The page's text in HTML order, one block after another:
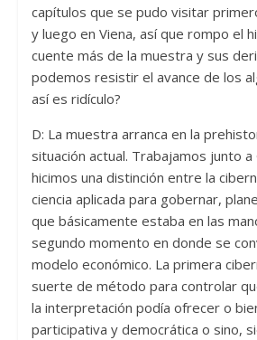
capítulos que se pudo visitar
y luego en Viena, así que rompo el
cuente más de la muestra y sus
podemos resistir el avance de los
así es ridículo?
D: La muestra arranca en la
situación actual. Trabajamos junto
hicimos una distinción entre la
ciencia aplicada para gobernar,
que básicamente estaba en las
segundo momento en donde se
modelo económico. La primera
suerte de método para controlar
la interpretación podía ofrecer o
participativa y democrática o sino,